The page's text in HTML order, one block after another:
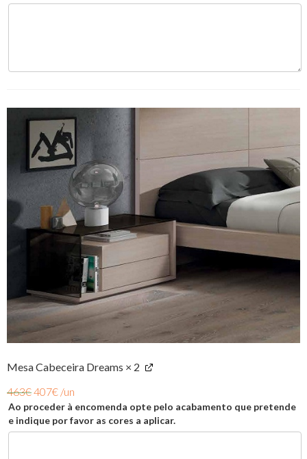
Mesa Cabeceira Dreams × 2
463€407€ /un
Ao proceder à encomenda opte pelo acabamento que pretende
e indique por favor as cores a aplicar.